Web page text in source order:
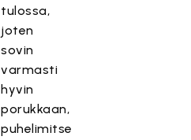
tulossa,
joten
sovin
varmasti
hyvin
porukkaan,
puhelimitse